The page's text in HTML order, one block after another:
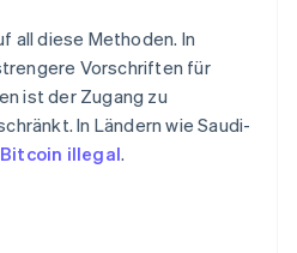
all diese Methoden. In
Vorschriften für
ist der Zugang zu
In Ländern wie Saudi-
Bitcoin illegal.